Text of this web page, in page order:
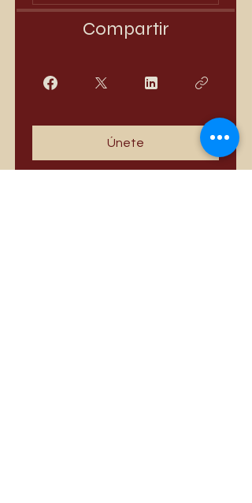
Compartir
Únete